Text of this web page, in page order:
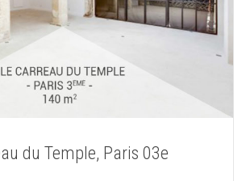
du Temple, Paris 03e